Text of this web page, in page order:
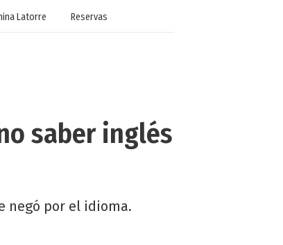
Latorre Reservas
saber inglés
negó por el idioma.